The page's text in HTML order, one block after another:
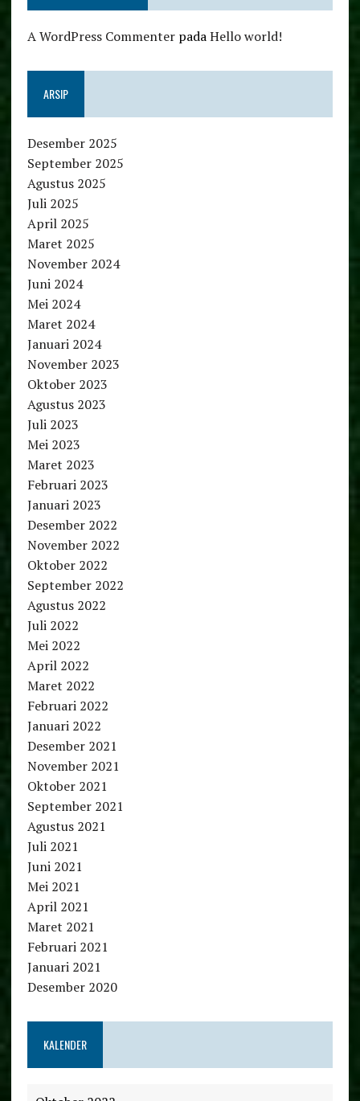
A WordPress CommenterpadaHello world!
ARSIP
Desember 2025
September 2025
Agustus 2025
Juli 2025
April 2025
Maret 2025
November 2024
Juni 2024
Mei 2024
Maret 2024
Januari 2024
November 2023
Oktober 2023
Agustus 2023
Juli 2023
Mei 2023
Maret 2023
Februari 2023
Januari 2023
Desember 2022
November 2022
Oktober 2022
September 2022
Agustus 2022
Juli 2022
Mei 2022
April 2022
Maret 2022
Februari 2022
Januari 2022
Desember 2021
November 2021
Oktober 2021
September 2021
Agustus 2021
Juli 2021
Juni 2021
Mei 2021
April 2021
Maret 2021
Februari 2021
Januari 2021
Desember 2020
KALENDER